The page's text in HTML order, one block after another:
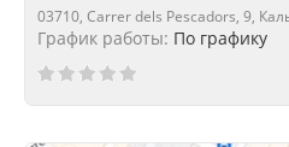
03710, Carrer dels Pescadors, 9,
График работы: По графику